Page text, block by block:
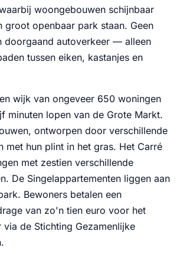
woongebouwen schijnbaar
groot openbaar park staan. Geen
doorgaand autoverkeer — alleen
tussen eiken, kastanjes en
wijk van ongeveer 650 woningen
minuten lopen van de Grote Markt.
ontworpen door verschillende
met hun plint in het gras. Het Carré
met zestien verschillende
De Singelappartementen liggen aan
Bewoners betalen een
van zo'n tien euro voor het
de Stichting Gezamenlijke